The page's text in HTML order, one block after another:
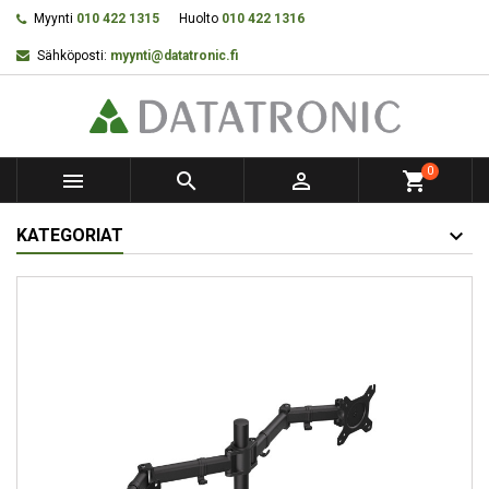
Myynti 010 422 1315 Huolto 010 422 1316
Sähköposti: myynti@datatronic.fi
   shopping_cart0
KATEGORIAT